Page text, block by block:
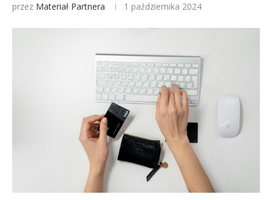
przez Materiał Partnera 1 października 2024